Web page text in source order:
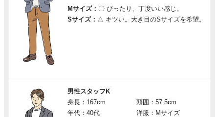
Mサイズ： 〇ぴったり、丁度いい感じ。
Sサイズ： △ キツい。大き目のSサイズを希望。
男性スタッフK
身長：167cm
年代：40代
頭囲：57.5cm
洋服：Mサイズ